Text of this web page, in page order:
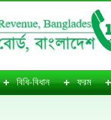
বিধি-বিধান ফরম